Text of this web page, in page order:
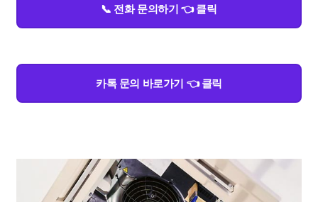
📞 전화 문의하기 👈 클릭
카톡 문의 바로가기 👈 클릭